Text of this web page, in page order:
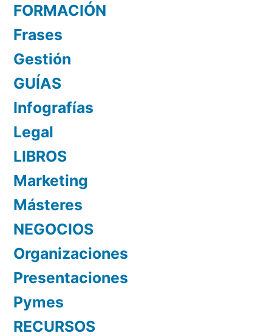
FORMACIÓN
Frases
Gestión
GUÍAS
Infografías
Legal
LIBROS
Marketing
Másteres
NEGOCIOS
Organizaciones
Presentaciones
Pymes
RECURSOS